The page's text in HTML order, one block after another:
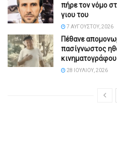
πήρε τον νόμο
γιου του
7 ΑΥΓΟΎΣΤΟΥ, 2026
Πέθανε
πασίγνωστος
κινηματογράφου
28 ΙΟΥΛΊΟΥ, 2026